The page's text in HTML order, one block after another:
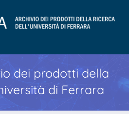
dei prodotti della
di Ferrara